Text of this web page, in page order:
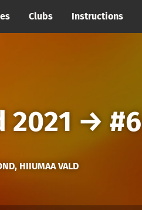
Clubs Instructions
2021 → #6
HIIUMAA VALD